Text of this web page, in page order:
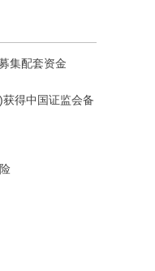
集配套资金
得中国证监会备